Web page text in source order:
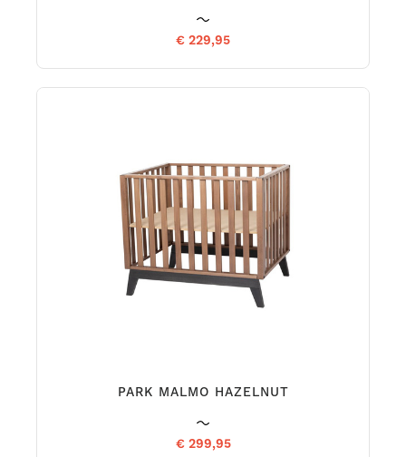
€ 229,95
PARK MALMO HAZELNUT
€ 299,95